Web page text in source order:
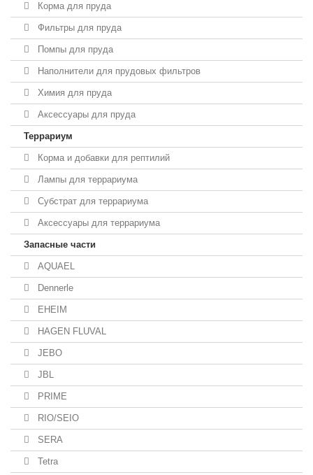
Корма для пруда
Фильтры для пруда
Помпы для пруда
Наполнители для прудовых фильтров
Химия для пруда
Аксессуары для пруда
Террариум
Корма и добавки для рептилий
Лампы для террариума
Субстрат для террариума
Аксессуары для террариума
Запасные части
AQUAEL
Dennerle
EHEIM
HAGEN FLUVAL
JEBO
JBL
PRIME
RIO/SEIO
SERA
Tetra